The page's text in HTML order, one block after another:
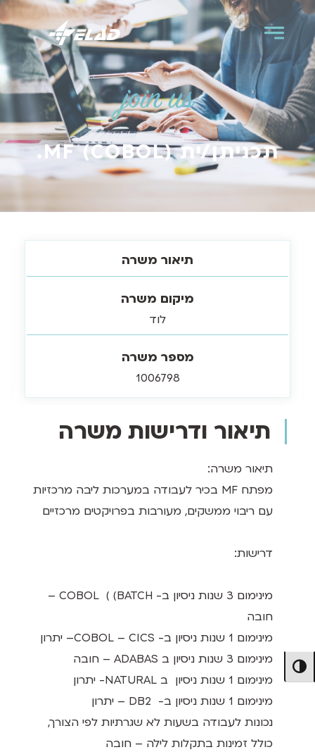
מתג ניגודיות גבוהה
join us
תכניתן/ית MF (COBOL).
תיאור משרה
מיקום משרה
לוד
מספר משרה
1006798
תיאור ודרישות משרה
תיאור משרה:
מפתח MF בכיר לעבודה במערכות ליבה מרכזיות
עם ריבוי ממשקים, מעורבות בפרויקטים מרכזיים
דרישות:
מינימום 3 שנות ניסיון ב- COBOL ( (BATCH –
חובה
מינימום 1 שנות ניסיון ב- COBOL – CICS– יתרון
מינימום 3 שנות ניסיון ב ADABAS – חובה
מינימום 1 שנות ניסיון ב NATURAL- יתרון
מינימום 1 שנות ניסיון ב- DB2 – יתרון
נכונות לעבודה בשעות לא שגרתיות לפי הצורך,
כולל זמינות בתקלות לילה – חובה